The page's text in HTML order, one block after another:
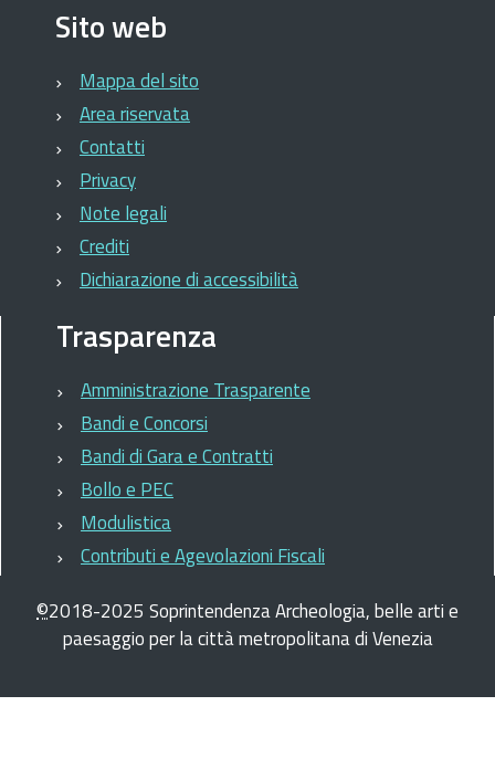
Sito web
Mappa del sito
Area riservata
Contatti
Privacy
Note legali
Crediti
Dichiarazione di accessibilità
Trasparenza
Amministrazione Trasparente
Bandi e Concorsi
Bandi di Gara e Contratti
Bollo e PEC
Modulistica
Contributi e Agevolazioni Fiscali
©2018-2025 Soprintendenza Archeologia, belle arti e
paesaggio per la città metropolitana di Venezia